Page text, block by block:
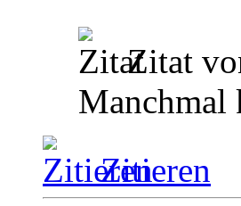
Zitat
Manchmal
Zitieren